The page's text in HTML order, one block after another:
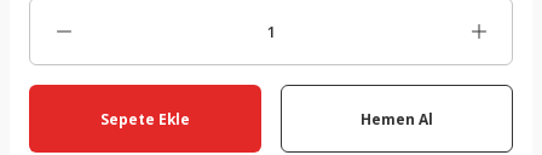
Sepete Ekle Hemen Al